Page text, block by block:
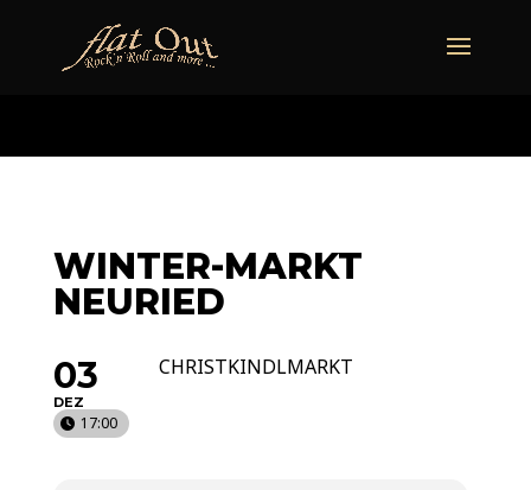
WINTER-MARKT
NEURIED
03
DEZ
17:00
CHRISTKINDLMARKT